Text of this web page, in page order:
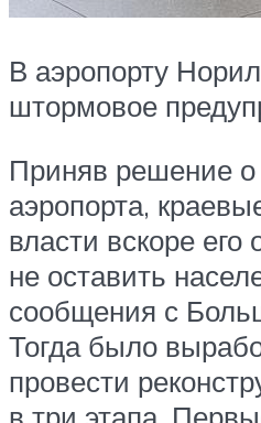
В аэропорту
штормовое
Приняв решение о
аэропорта,
власти вскоре
не оставить
сообщения с
Тогда было
провести
в три этапа.